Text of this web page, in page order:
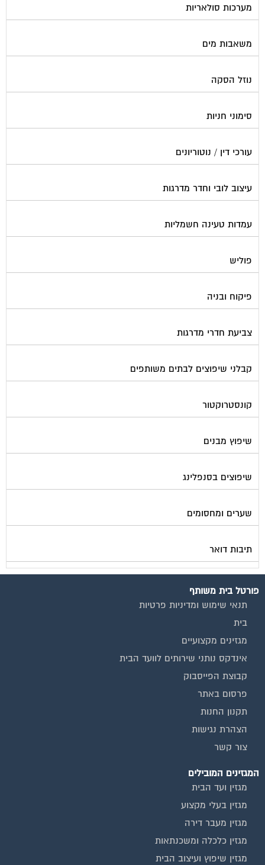
מערכות סולאריות
משאבות מים
נוזל הסקה
סימוני חניות
עורכי דין / נוטוריונים
עיצוב לובי וחדר מדרגות
עמדות טעינה חשמליות
פוליש
פיקוח ובניה
צביעת חדרי מדרגות
קבלני שיפוצים לבתים משותפים
קונסטרוקטור
שיפוץ מבנים
שיפוצים בסנפלינג
שערים ומחסומים
תיבות דואר
פורטל בית משותף
תנאי שימוש ומדיניות פרטיות
בית
מגזינים מקצועיים
אינדקס נותני שירותים לוועד הבית
קבוצת הפייסבוק
פרסום באתר
תקנון החנות
הצהרת נגישות
צור קשר
המגזינים המובילים
מגזין ועד הבית
מגזין בעלי מקצוע
מגזין מעבר דירה
מגזין כלכלה ומשכנתאות
מגזין שיפוץ ועיצוב הבית